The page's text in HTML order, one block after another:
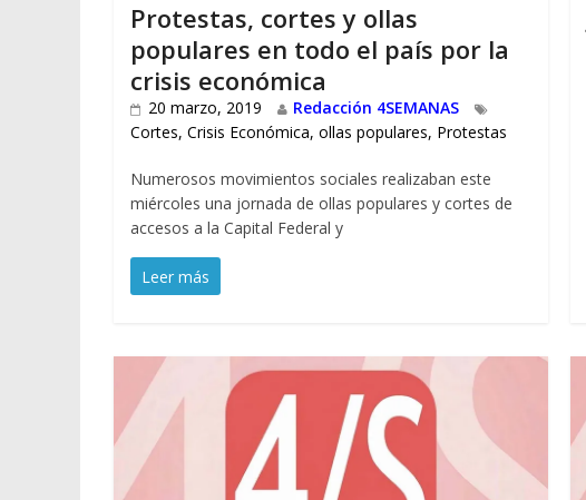
Protestas, cortes y ollas
populares en todo el país por la
crisis económica
20 marzo, 2019
Redacción 4SEMANAS
Cortes, Crisis Económica, ollas populares, Protestas
Numerosos movimientos sociales realizaban este
miércoles una jornada de ollas populares y cortes de
accesos a la Capital Federal y
Leer más